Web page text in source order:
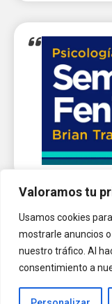
Valoramos tu
Usamos cookies
mostrarle anuncios
nuestro tráfico. Al
consentimiento a